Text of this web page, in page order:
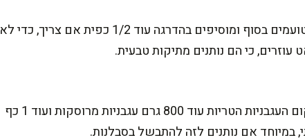
אני תמיד אומרת שזה תלוי בעונה. מתחילים עם 1 כפית סוכר, ואז טועמים בסוף ומוסיפים בהדרגה עוד 1/2 כפית אם צריך, כדי לא
כי הם נותנים מתיקות טבעית.
כן, וזה אפילו פתרון נהדר לחורף כשאין עגבניות טובות. שמים במקום העגבניות הטריות עוד 800 גרם עגבניות מרוסקות ועוד 1 כף
במיוחד אם נותנים לזה להתבשל בסבלנות.